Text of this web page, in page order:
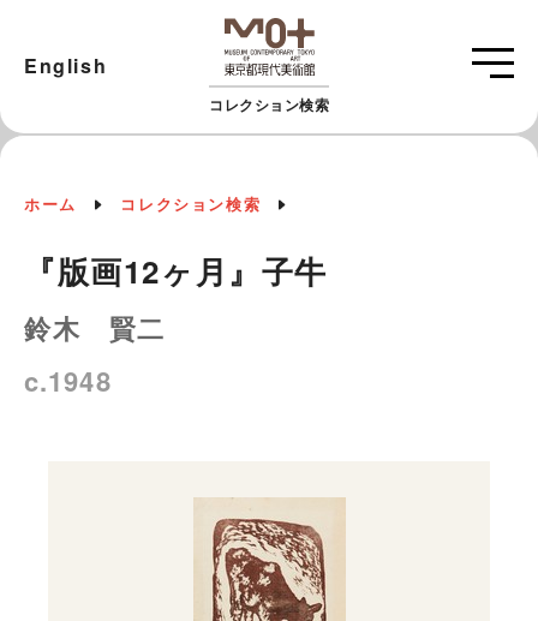
コレクション検索
English
ホーム コレクション検索
『版画12ヶ月』子牛
鈴木 賢二
c.1948